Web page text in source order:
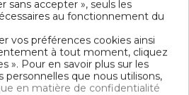
sans accepter », seuls les
au fonctionnement du
vos préférences cookies ainsi
à tout moment, cliquez
». Pour en savoir plus sur les
personnelles que nous utilisons,
en matière de confidentialité